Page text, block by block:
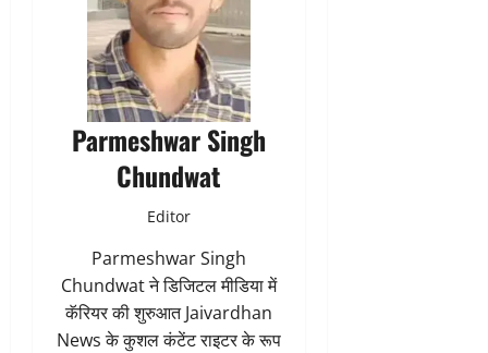
Parmeshwar Singh
Chundwat
Editor
Parmeshwar Singh
Chundwat ने डिजिटल मीडिया में
कॅरियर की शुरुआत Jaivardhan
News के कुशल कंटेंट राइटर के रूप